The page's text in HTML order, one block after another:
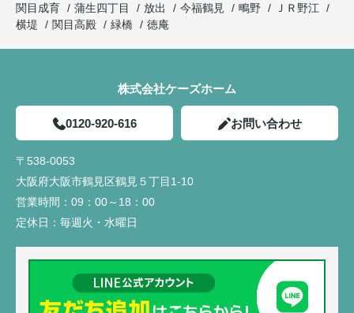
関目成育
蒲生四丁目 放出 今福鶴見 鴫野
ＪＲ野江
横堤
関目高殿 緑橋 徳庵
株式会社ケーズホーム
0120-920-616 お問い合わせ
〒538-0053
大阪府大阪市鶴見区鶴見５丁目1-10
営業時間： 09：00～18：00
定休日： 毎週火・水曜日